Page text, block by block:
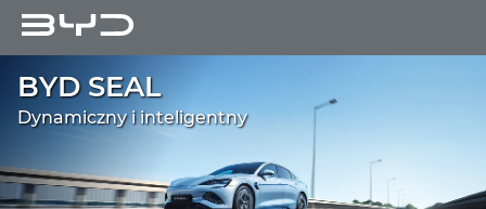
BYD SEAL
Dynamiczny i inteligentny